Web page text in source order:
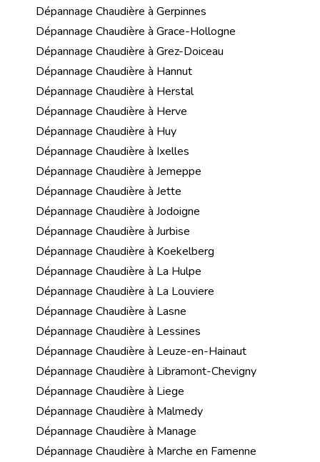
Dépannage Chaudière à Gerpinnes
Dépannage Chaudière à Grace-Hollogne
Dépannage Chaudière à Grez-Doiceau
Dépannage Chaudière à Hannut
Dépannage Chaudière à Herstal
Dépannage Chaudière à Herve
Dépannage Chaudière à Huy
Dépannage Chaudière à Ixelles
Dépannage Chaudière à Jemeppe
Dépannage Chaudière à Jette
Dépannage Chaudière à Jodoigne
Dépannage Chaudière à Jurbise
Dépannage Chaudière à Koekelberg
Dépannage Chaudière à La Hulpe
Dépannage Chaudière à La Louviere
Dépannage Chaudière à Lasne
Dépannage Chaudière à Lessines
Dépannage Chaudière à Leuze-en-Hainaut
Dépannage Chaudière à Libramont-Chevigny
Dépannage Chaudière à Liege
Dépannage Chaudière à Malmedy
Dépannage Chaudière à Manage
Dépannage Chaudière à Marche en Famenne